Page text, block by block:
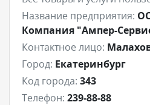
Название предприятия:
Компания "Ампер-
Контактное лицо:
Город: Екатеринбург
Код города: 343
Телефон: 239-88-88